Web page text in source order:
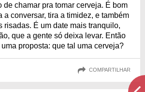
de chamar pra tomar cerveja. É bom
a conversar, tira a timidez, e também
risadas. É um date mais tranquilo,
que a gente só deixa levar. Então
proposta: que tal uma cerveja?
COMPARTILHAR